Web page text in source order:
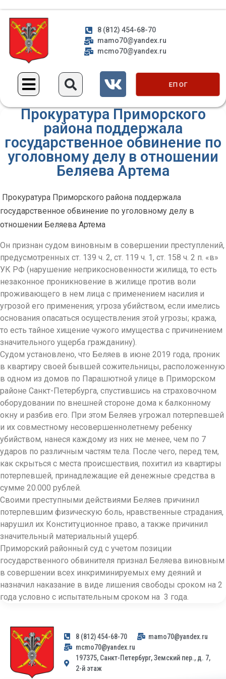
8 (812) 454-68-70
mamo70@yandex.ru
mcmo70@yandex.ru
ЕП ОГ
Прокуратура Приморского
района поддержала
государственное обвинение по
уголовному делу в отношении
Беляева Артема
Прокуратура Приморского района поддержала
государственное обвинение по уголовному делу в
отношении Беляева Артема
Он признан судом виновным в совершении преступлений,
предусмотренных ст. 139 ч. 2, ст. 119 ч. 1, ст. 158 ч. 2 п. «в»
УК РФ (нарушение неприкосновенности жилища, то есть
незаконное проникновение в жилище против воли
проживающего в нем лица с применением насилия и
угрозой его применения; угроза убийством, если имелись
основания опасаться осуществления этой угрозы; кража,
то есть тайное хищение чужого имущества с причинением
значительного ущерба гражданину).
Судом установлено, что Беляев в июне 2019 года, проник
в квартиру своей бывшей сожительницы, расположенную
в одном из домов по Парашютной улице в Приморском
районе Санкт-Петербурга, спустившись на страховочном
оборудовании по внешней стороне дома к балконному
окну и разбив его. При этом Беляев угрожал потерпевшей
и их совместному несовершеннолетнему ребенку
убийством, нанеся каждому из них не менее, чем по 7
ударов по различным частям тела. После чего, перед тем,
как скрыться с места происшествия, похитил из квартиры
потерпевшей, принадлежащие ей денежные средства в
сумме 20.000 рублей.
Своими преступными действиями Беляев причинил
потерпевшим физическую боль, нравственные страдания,
нарушил их Конституционное право, а также причинил
значительный материальный ущерб.
Приморский районный суд с учетом позиции
государственного обвинителя признал Беляева виновным
в совершении всех инкриминируемых ему деяний и
назначил наказание в виде лишения свободы сроком на 2
года условно с испытательным сроком на 3 года.
8 (812) 454-68-70
mamo70@yandex.ru
mcmo70@yandex.ru
197375, Санкт-Петербург, Земский пер., д. 7,
2-й этаж